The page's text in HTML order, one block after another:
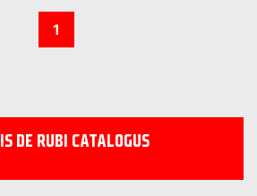
1
DE RUBI CATALOGUS